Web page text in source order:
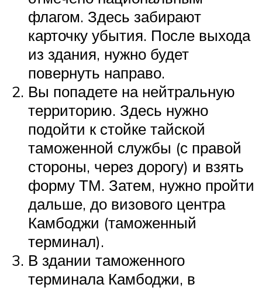
флагом. Здесь забирают
карточку убытия. После выхода
из здания, нужно будет
повернуть направо.
Вы попадете на нейтральную
территорию. Здесь нужно
подойти к стойке тайской
таможенной службы (с правой
стороны, через дорогу) и взять
форму ТМ. Затем, нужно пройти
дальше, до визового центра
Камбоджи (таможенный
терминал).
В здании таможенного
терминала Камбоджи, в